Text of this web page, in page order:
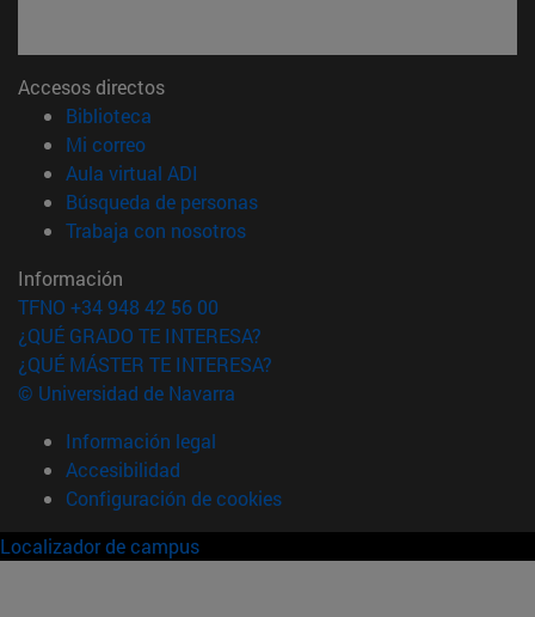
Accesos directos
Biblioteca
Mi correo(abre en nueva ventana)
Aula virtual ADI
Búsqueda de personas(abre en nueva ventana)
Trabaja con nosotros(abre en nueva ventana)
Información
TFNO +34 948 42 56 00
¿QUÉ GRADO TE INTERESA?
¿QUÉ MÁSTER TE INTERESA?
© Universidad de Navarra
Información legal
Accesibilidad
Configuración de cookies
Localizador de campus